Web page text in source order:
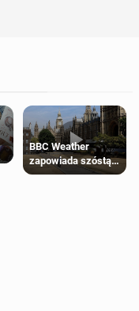
BBC Weather
zapowiada szóstą
falę upałów w